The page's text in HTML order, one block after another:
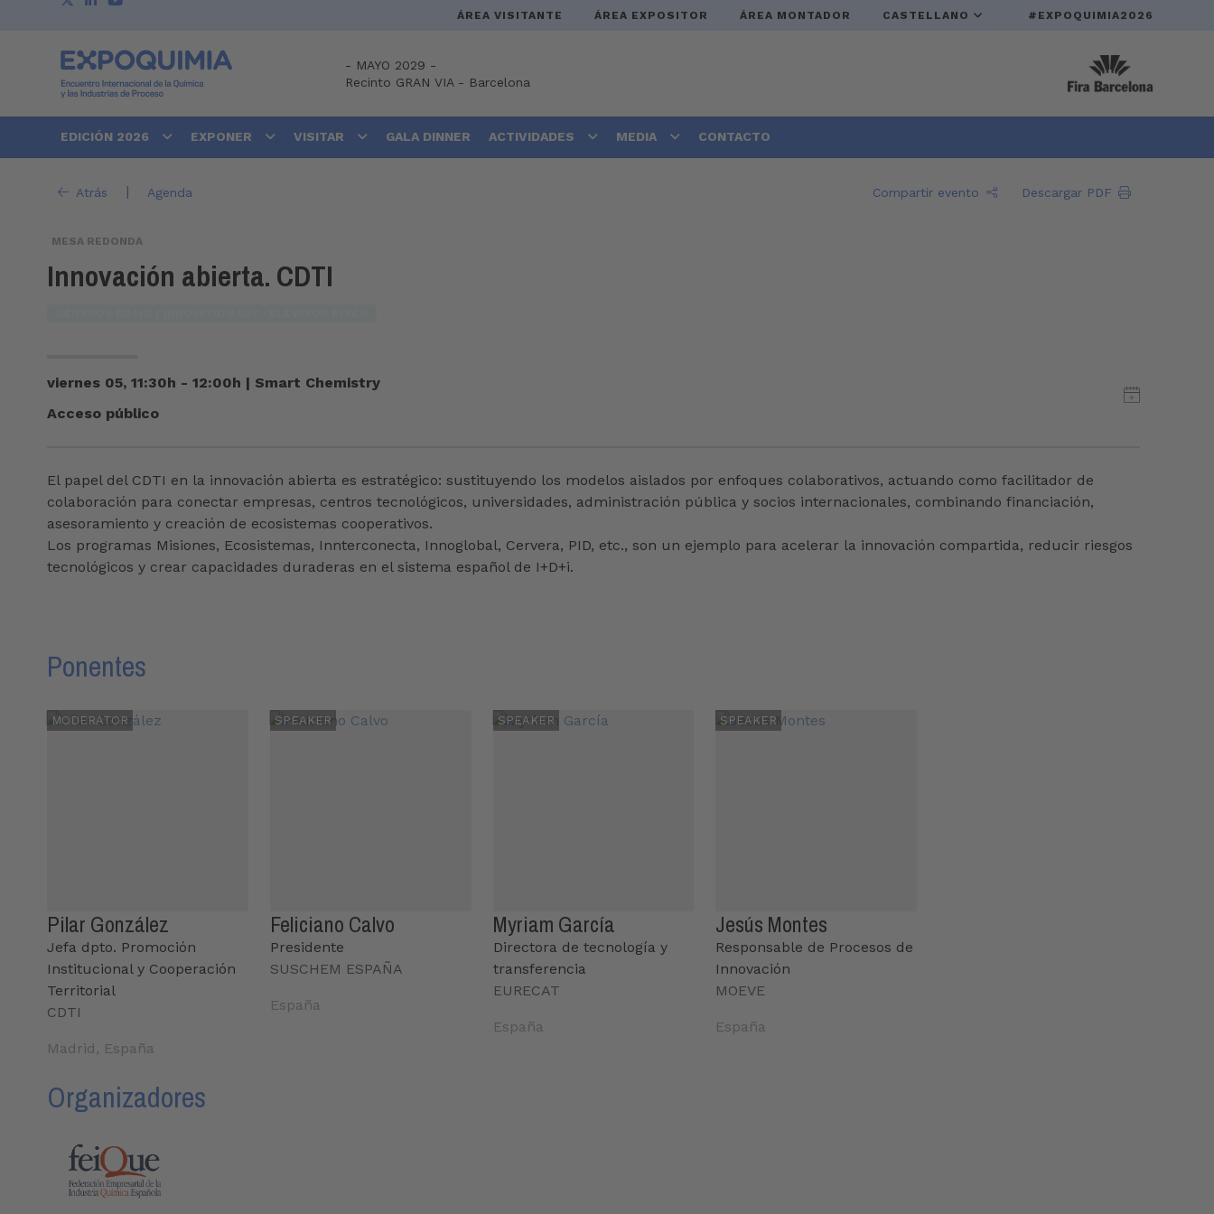
ÁREA VISITANTE ÁREA EXPOSITOR ÁREA MONTADOR CASTELLANO #EXPOQUIMIA2026
- MAYO 2029 -
Recinto GRAN VIA- Barcelona
EDICIÓN 2026 EXPONER VISITAR GALA DINNER ACTIVIDADES MEDIA CONTACTO
Atrás | Agenda Compartir evento Descargar PDF
MESA REDONDA
Innovación abierta. CDTI
viernes 05, 11:30h - 12:00h | Smart Chemistry
Acceso público
El papel del CDTI en la innovación abierta es estratégico: sustituyendo los modelos aislados por enfoques colaborativos, actuando como facilitador de
colaboración para conectar empresas, centros tecnológicos, universidades, administración pública y socios internacionales, combinando financiación,
asesoramiento y creación de ecosistemas cooperativos.
Los programas Misiones, Ecosistemas, Innterconecta, Innoglobal, Cervera, PID, etc., son un ejemplo para acelerar la innovación compartida, reducir riesgos
tecnológicos y crear capacidades duraderas en el sistema español de I+D+i.
Ponentes
MODERATOR
Pilar González
Jefa dpto. Promoción
Institucional y Cooperación
Territorial
CDTI
Madrid, España
SPEAKER
Feliciano Calvo
Presidente
SUSCHEM ESPAÑA
España
SPEAKER
Myriam García
Directora de tecnología y
transferencia
EURECAT
España
SPEAKER
Jesús Montes
Responsable de Procesos de
Innovación
MOEVE
España
Organizadores